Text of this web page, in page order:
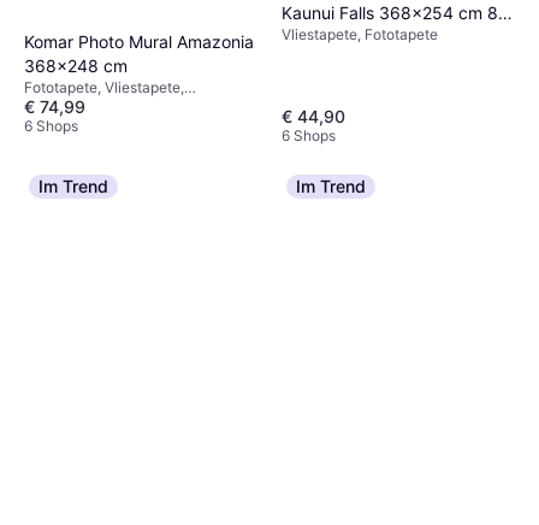
Komar Photo Mural Amazonia
368x248 cm
Fototapete, Vliestapete,
Kindertapete, Gemustert
€ 74,99
6 Shops
Kaunui Falls 368x254 cm 8-
256
Vliestapete, Fototapete
€ 44,90
6 Shops
Im Trend Im Trend